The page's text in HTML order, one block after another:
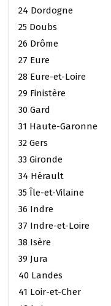
24 Dordogne
25 Doubs
26 Drôme
27 Eure
28 Eure-et-Loire
29 Finistère
30 Gard
31 Haute-Garonne
32 Gers
33 Gironde
34 Hérault
35 Île-et-Vilaine
36 Indre
37 Indre-et-Loire
38 Isère
39 Jura
40 Landes
41 Loir-et-Cher